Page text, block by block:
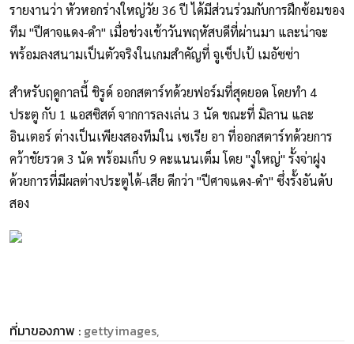
รายงานว่า หัวหอกร่างใหญ่วัย 36 ปี ได้มีส่วนร่วมกับการฝึกซ้อมของ
ทีม "ปีศาจแดง-ดำ" เมื่อช่วงเช้าวันพฤหัสบดีที่ผ่านมา และน่าจะ
พร้อมลงสนามเป็นตัวจริงในเกมสำคัญที่ จูเซ็ปเป้ เมอัซซ่า
สำหรับฤดูกาลนี้ ชิรูด์ ออกสตาร์ทด้วยฟอร์มที่สุดยอด โดยทำ 4
ประตู กับ 1 แอสซิสต์ จากการลงเล่น 3 นัด ขณะที่ มิลาน และ
อินเตอร์ ต่างเป็นเพียงสองทีมใน เซเรีย อา ที่ออกสตาร์ทด้วยการ
คว้าชัยรวด 3 นัด พร้อมเก็บ 9 คะแนนเต็ม โดย "งูใหญ่" รั้งจ่าฝูง
ด้วยการที่มีผลต่างประตูได้-เสีย ดีกว่า "ปีศาจแดง-ดำ" ซึ่งรั้งอันดับ
สอง
ที่มาของภาพ : gettyimages,